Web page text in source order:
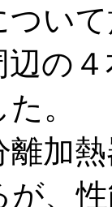
つい
辺の
。
離加
が、